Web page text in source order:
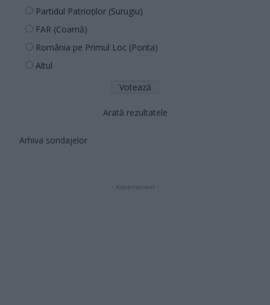
Partidul Patrioților (Surugiu)
FAR (Coarnă)
România pe Primul Loc (Ponta)
Altul
Arată rezultatele
Arhiva sondajelor
- Advertisment -